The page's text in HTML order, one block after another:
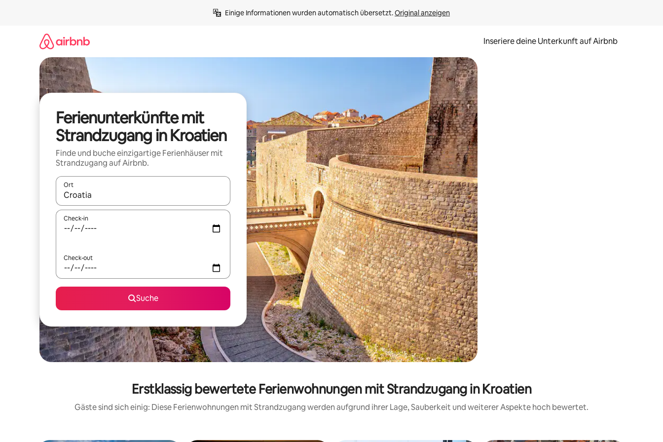
Einige Informationen wurden automatisch übersetzt. Original anzeigen
Inseriere deine Unterkunft auf Airbnb
Ferienunterkünfte mit
Strandzugang in Kroatien
Finde und buche einzigartige Ferienhäuser mit
Strandzugang auf Airbnb.
Ort
Wenn Ergebnisse verfügbar sind, navigiere mit den Pfeiltasten nach oben und unten oder erkunde die Ergebnisse durch Berühren oder Wischgesten.
Check-in
Check-out
Suche
Erstklassig bewertete Ferienwohnungen mit Strandzugang in Kroatien
Gäste sind sich einig: Diese Ferienwohnungen mit Strandzugang werden aufgrund ihrer Lage, Sauberkeit und weiterer Aspekte hoch bewertet.